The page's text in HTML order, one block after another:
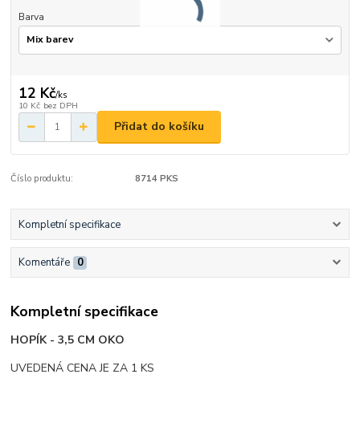
Barva
12 Kč/ks
10 Kč bez DPH
Přidat do košíku
Číslo produktu: 8714 PKS
Kompletní specifikace
Komentáře 0
Kompletní specifikace
HOPÍK - 3,5 CM OKO
UVEDENÁ CENA JE ZA 1 KS